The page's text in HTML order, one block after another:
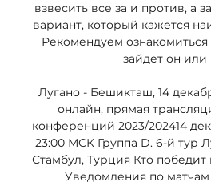
взвесить все за и против, а
вариант, который кажется
Рекомендуем ознакомиться
зайдет он или
Лугано - Бешикташ, 14
онлайн, прямая
конференций 2023/202414
23:00 МСК Группа D. 6-й тур
Стамбул, Турция Кто
Уведомления по